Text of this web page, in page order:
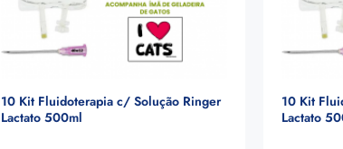
10 Kit Fluidoterapia c/ Solução Ringer
Lactato 500ml
10 Kit
Lactato